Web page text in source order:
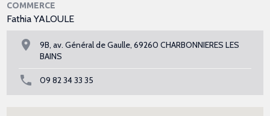
COMMERCE
Fathia YALOULE
9B, av. Général de Gaulle, 69260 CHARBONNIERES LES
BAINS
09 82 34 33 35